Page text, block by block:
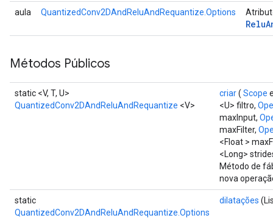
aula QuantizedConv2DAndReluAndRequantize.Options
Relu
Métodos Públicos
static <V, T, U>
QuantizedConv2DAndReluAndRequantize <V>
criar( Scope
<U> filtro,
maxInput,
maxFilter,
<Float >
<Long>
Método de
nova
static
QuantizedConv2DAndReluAndRequantize.Options
dilatações